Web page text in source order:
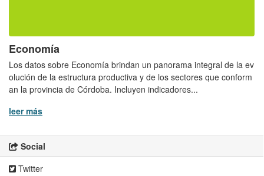
Economía
Los datos sobre Economía brindan un panorama integral de la ev
olución de la estructura productiva y de los sectores que conform
an la provincia de Córdoba. Incluyen indicadores...
leer más
Social
Twitter